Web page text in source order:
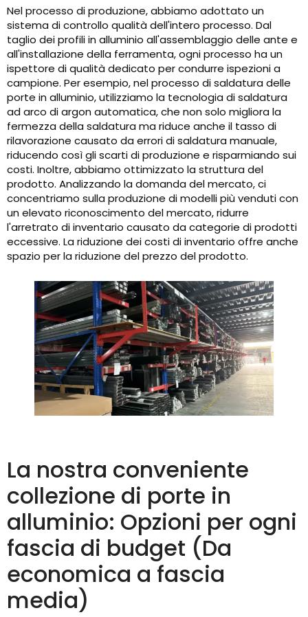
Nel processo di produzione, abbiamo adottato un
sistema di controllo qualità dell'intero processo. Dal
taglio dei profili in alluminio all'assemblaggio delle ante e
all'installazione della ferramenta, ogni processo ha un
ispettore di qualità dedicato per condurre ispezioni a
campione. Per esempio, nel processo di saldatura delle
porte in alluminio, utilizziamo la tecnologia di saldatura
ad arco di argon automatica, che non solo migliora la
fermezza della saldatura ma riduce anche il tasso di
rilavorazione causato da errori di saldatura manuale,
riducendo così gli scarti di produzione e risparmiando sui
costi. Inoltre, abbiamo ottimizzato la struttura del
prodotto. Analizzando la domanda del mercato, ci
concentriamo sulla produzione di modelli più venduti con
un elevato riconoscimento del mercato, ridurre
l'arretrato di inventario causato da categorie di prodotti
eccessive. La riduzione dei costi di inventario offre anche
spazio per la riduzione del prezzo del prodotto.
La nostra conveniente
collezione di porte in
alluminio: Opzioni per ogni
fascia di budget (Da
economica a fascia
media)